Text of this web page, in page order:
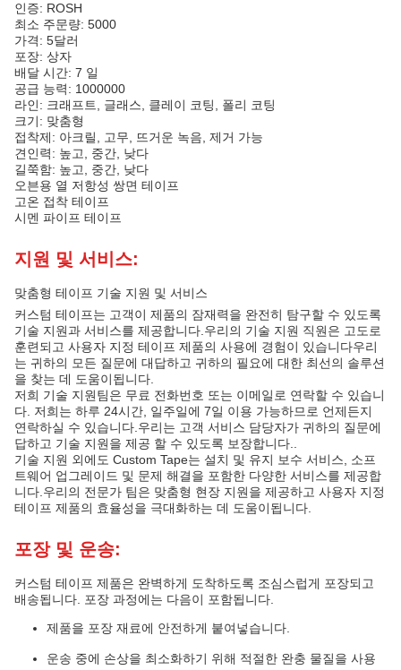
인증: ROSH
최소 주문량: 5000
가격: 5달러
포장: 상자
배달 시간: 7 일
공급 능력: 1000000
라인: 크래프트, 글래스, 클레이 코팅, 폴리 코팅
크기: 맞춤형
접착제: 아크릴, 고무, 뜨거운 녹음, 제거 가능
견인력: 높고, 중간, 낮다
길쭉함: 높고, 중간, 낮다
오븐용 열 저항성 쌍면 테이프
고온 접착 테이프
시멘 파이프 테이프
지원 및 서비스:
맞춤형 테이프 기술 지원 및 서비스
커스텀 테이프는 고객이 제품의 잠재력을 완전히 탐구할 수 있도록
기술 지원과 서비스를 제공합니다.우리의 기술 지원 직원은 고도로
훈련되고 사용자 지정 테이프 제품의 사용에 경험이 있습니다우리
는 귀하의 모든 질문에 대답하고 귀하의 필요에 대한 최선의 솔루션
을 찾는 데 도움이됩니다.
저희 기술 지원팀은 무료 전화번호 또는 이메일로 연락할 수 있습니
다. 저희는 하루 24시간, 일주일에 7일 이용 가능하므로 언제든지
연락하실 수 있습니다.우리는 고객 서비스 담당자가 귀하의 질문에
답하고 기술 지원을 제공 할 수 있도록 보장합니다..
기술 지원 외에도 Custom Tape는 설치 및 유지 보수 서비스, 소프
트웨어 업그레이드 및 문제 해결을 포함한 다양한 서비스를 제공합
니다.우리의 전문가 팀은 맞춤형 현장 지원을 제공하고 사용자 지정
테이프 제품의 효율성을 극대화하는 데 도움이됩니다.
포장 및 운송:
커스텀 테이프 제품은 완벽하게 도착하도록 조심스럽게 포장되고
배송됩니다. 포장 과정에는 다음이 포함됩니다.
제품을 포장 재료에 안전하게 붙여넣습니다.
운송 중에 손상을 최소화하기 위해 적절한 완충 물질을 사용